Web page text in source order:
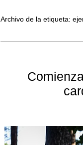
Archivo de la etiqueta: